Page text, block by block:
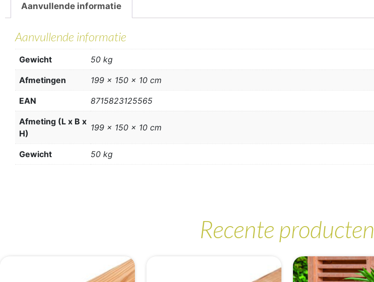
Aanvullende informatie
Aanvullende informatie
Gewicht 50 kg
Afmetingen 199 × 150 × 10 cm
EAN 8715823125565
Afmeting (L x B x
H)
199 x 150 x 10 cm
Gewicht 50 kg
Recente producten